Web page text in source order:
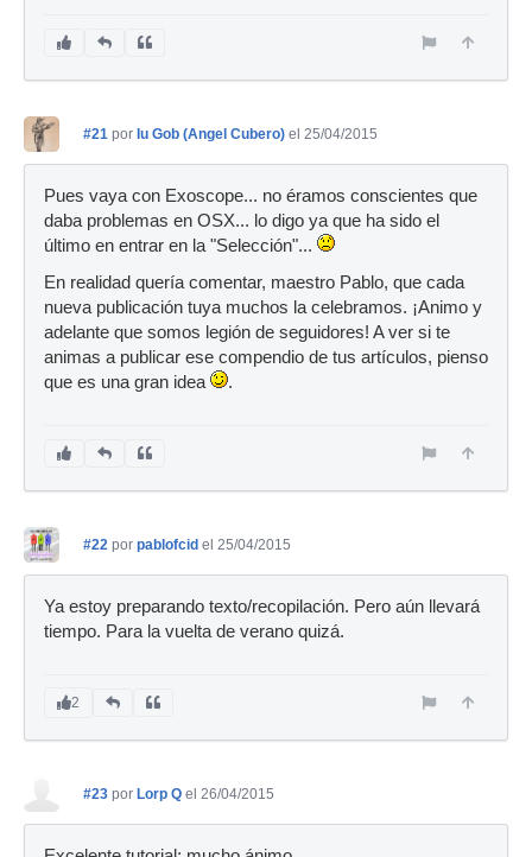
#21 por Iu Gob (Angel Cubero) el 25/04/2015
Pues vaya con Exoscope... no éramos conscientes que
daba problemas en OSX... lo digo ya que ha sido el
último en entrar en la "Selección"...
En realidad quería comentar, maestro Pablo, que cada
nueva publicación tuya muchos la celebramos. ¡Animo y
adelante que somos legión de seguidores! A ver si te
animas a publicar ese compendio de tus artículos, pienso
que es una gran idea
.
#22 por pablofcid el 25/04/2015
Ya estoy preparando texto/recopilación. Pero aún llevará
tiempo. Para la vuelta de verano quizá.
2
#23 por Lorp Q el 26/04/2015